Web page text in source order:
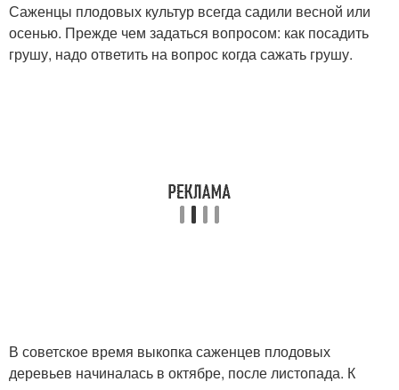
Саженцы плодовых культур всегда садили весной или
осенью. Прежде чем задаться вопросом: как посадить
грушу, надо ответить на вопрос когда сажать грушу.
В советское время выкопка саженцев плодовых
деревьев начиналась в октябре, после листопада. К